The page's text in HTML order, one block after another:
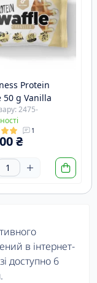
Protein
50 g Vanilla
2475-
1
₴
в інтернет-
доступно 6